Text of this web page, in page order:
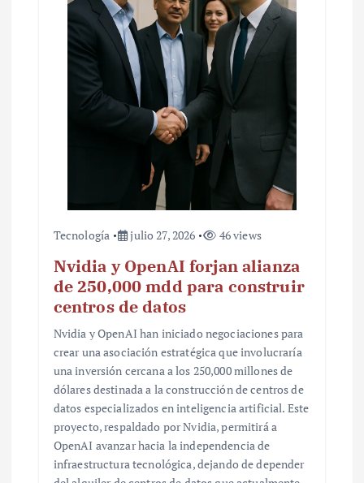
Tecnología julio 27, 2026 46 views
Nvidia y OpenAI forjan alianza
de 250,000 mdd para construir
centros de datos
Nvidia y OpenAI han iniciado negociaciones para
crear una asociación estratégica que involucraría
una inversión cercana a los 250,000 millones de
dólares destinada a la construcción de centros de
datos especializados en inteligencia artificial. Este
proyecto, respaldado por Nvidia, permitirá a
OpenAI avanzar hacia la independencia de
infraestructura tecnológica, dejando de depender